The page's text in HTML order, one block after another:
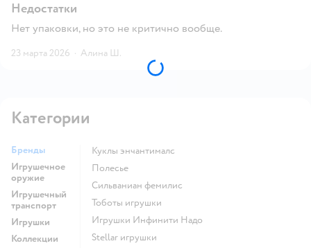
Недостатки
Нет упаковки, но это не критично вообще.
23 марта 2026 · Алина Ш.
Категории
Бренды
Игрушечное
оружие
Игрушечный
транспорт
Игрушки
Коллекции
Куклы энчантималс
Полесье
Сильваниан фемилис
Тоботы игрушки
Игрушки Инфинити Надо
Stellar игрушки